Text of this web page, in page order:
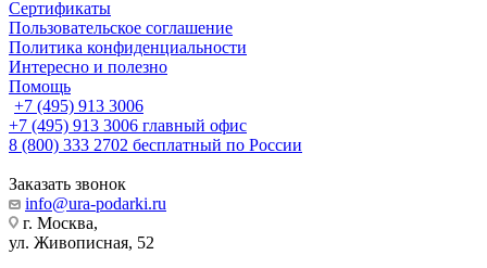
Сертификаты
Пользовательское соглашение
Политика конфиденциальности
Интересно и полезно
Помощь
+7 (495) 913 3006
+7 (495) 913 3006 главный офис
8 (800) 333 2702 бесплатный по России
Заказать звонок
info@ura-podarki.ru
г. Москва,
ул. Живописная, 52